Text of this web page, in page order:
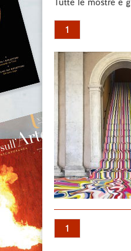
Tutte le mostre e
1
1